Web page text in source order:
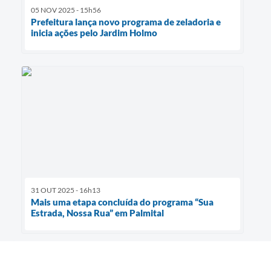
05 NOV 2025 - 15h56
Prefeitura lança novo programa de zeladoria e
inicia ações pelo Jardim Holmo
31 OUT 2025 - 16h13
Mais uma etapa concluída do programa “Sua
Estrada, Nossa Rua” em Palmital